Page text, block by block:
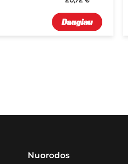
Daugiau
Nuorodos